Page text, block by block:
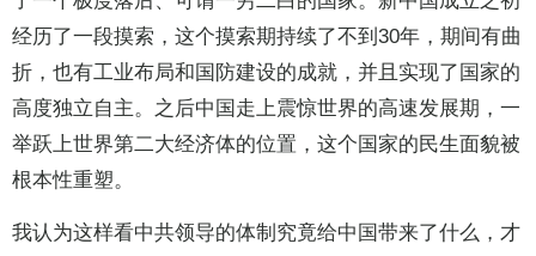
经历了一段摸索，这个摸索期持续了不到30年，期间有曲
折，也有工业布局和国防建设的成就，并且实现了国家的
高度独立自主。之后中国走上震惊世界的高速发展期，一
举跃上世界第二大经济体的位置，这个国家的民生面貌被
根本性重塑。
我认为这样看中共领导的体制究竟给中国带来了什么，才